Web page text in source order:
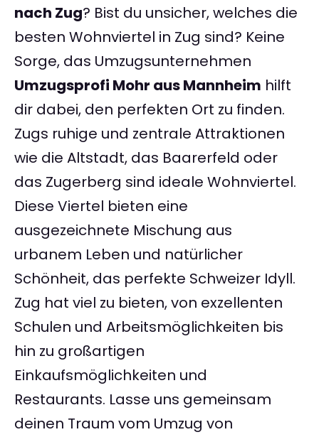
nach Zug? Bist du unsicher, welches die
besten Wohnviertel in Zug sind? Keine
Sorge, das Umzugsunternehmen
Umzugsprofi Mohr aus Mannheim hilft
dir dabei, den perfekten Ort zu finden.
Zugs ruhige und zentrale Attraktionen
wie die Altstadt, das Baarerfeld oder
das Zugerberg sind ideale Wohnviertel.
Diese Viertel bieten eine
ausgezeichnete Mischung aus
urbanem Leben und natürlicher
Schönheit, das perfekte Schweizer Idyll.
Zug hat viel zu bieten, von exzellenten
Schulen und Arbeitsmöglichkeiten bis
hin zu großartigen
Einkaufsmöglichkeiten und
Restaurants. Lasse uns gemeinsam
deinen Traum vom Umzug von